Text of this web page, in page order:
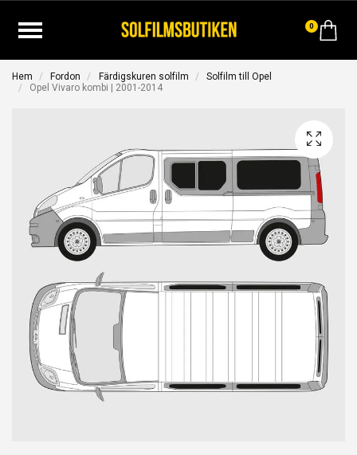
0
Hem Fordon Färdigskuren solfilm
Solfilm till Opel
Opel Vivaro kombi | 2001-2014